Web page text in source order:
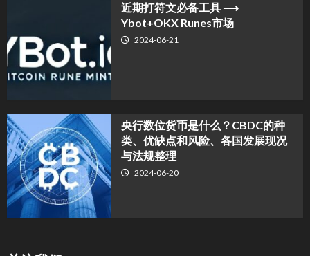
近期打符文必备工具 ⟶
Ybot+OKX Runes市场
2024-06-21
央行数位货币是什么？CBDC的种
类、优缺点和风险、各国发展现况
与法规整理
2024-06-20